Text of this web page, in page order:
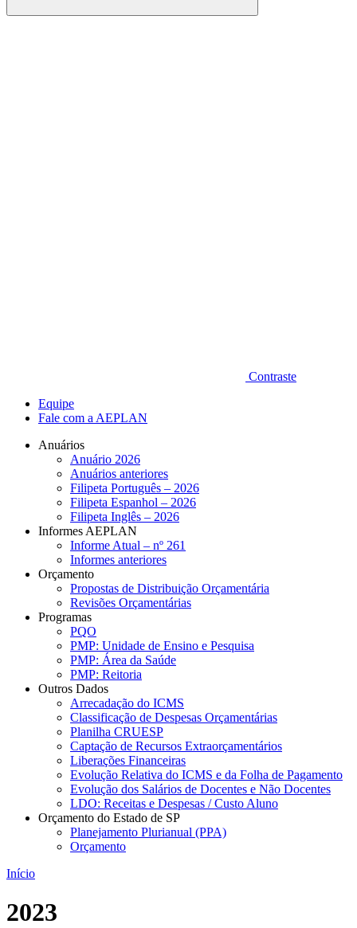
Buscar
Contraste
Equipe
Fale com a AEPLAN
Anuários
Anuário 2026
Anuários anteriores
Filipeta Português – 2026
Filipeta Espanhol – 2026
Filipeta Inglês – 2026
Informes AEPLAN
Informe Atual – nº 261
Informes anteriores
Orçamento
Propostas de Distribuição Orçamentária
Revisões Orçamentárias
Programas
PQO
PMP: Unidade de Ensino e Pesquisa
PMP: Área da Saúde
PMP: Reitoria
Outros Dados
Arrecadação do ICMS
Classificação de Despesas Orçamentárias
Planilha CRUESP
Captação de Recursos Extraorçamentários
Liberações Financeiras
Evolução Relativa do ICMS e da Folha de Pagamento
Evolução dos Salários de Docentes e Não Docentes
LDO: Receitas e Despesas / Custo Aluno
Orçamento do Estado de SP
Planejamento Plurianual (PPA)
Orçamento
Início
2023